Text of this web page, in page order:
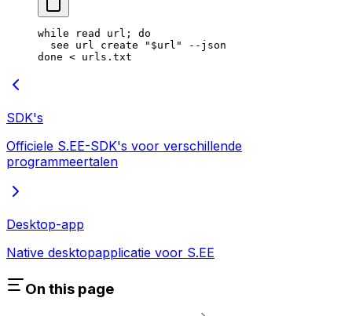
while read url ; do
  see
url create " $url "
--json
done < urls.txt
SDK's
Officiele S.EE-SDK's voor verschillende
programmeertalen
Desktop-app
Native desktopapplicatie voor S.EE
On this page